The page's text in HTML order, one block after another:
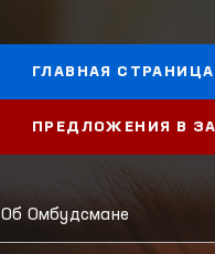
ГЛАВНАЯ СТРАНИЦА
ПРЕДЛОЖЕНИЯ В
Об Омбудсмане